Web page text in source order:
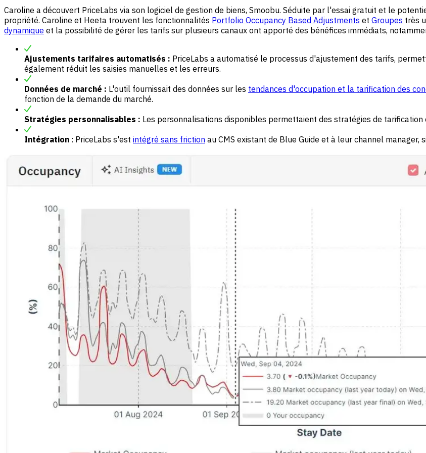
Caroline a découvert PriceLabs via son logiciel de gestion de biens, Smoobu. Séduite par l'essai gratuit et le
propriété. Caroline et Heeta trouvent les fonctionnalités Portfolio Occupancy Based Adjustments et Groupes très
dynamique et la possibilité de gérer les tarifs sur plusieurs canaux ont apporté des bénéfices immédiats,
Ajustements tarifaires automatisés : PriceLabs a automatisé le processus d'ajustement des tarifs,
également réduit les saisies manuelles et les erreurs.
Données de marché : L'outil fournissait des données sur les tendances d'occupation et la tarification des
fonction de la demande du marché.
Stratégies personnalisables : Les personnalisations disponibles permettaient des stratégies de
Intégration : PriceLabs s'est intégré sans friction au CMS existant de Blue Guide et à leur channel manager,